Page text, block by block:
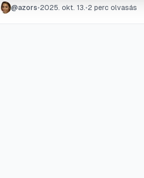
technikákat, hogy sövénye vagy
@azors•2025. okt. 13.•2 perc olvasás